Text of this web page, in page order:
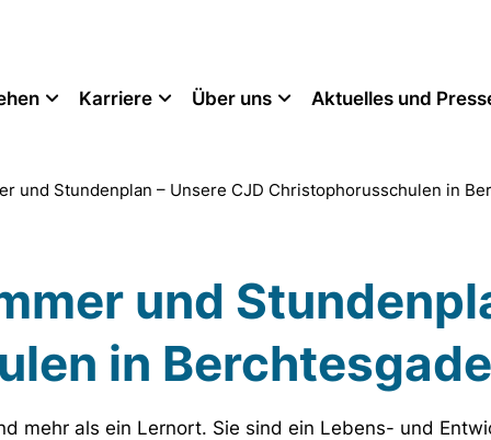
Karriere Über uns Aktuelles und
und Stundenplan – Unsere CJD Christophorusschulen in
und
in
mehr als ein Lernort. Sie sind ein Lebens- und